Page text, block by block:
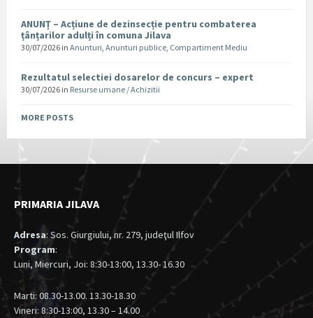
ANUNȚ – Acțiune de dezinsecție pentru combaterea
țânțarilor adulți în comuna Jilava
30/07/2026 in Anunturi, Anunturi publice, Compartiment Mediu
Rezultatul selectiei dosarelor de concurs – expert
30/07/2026 in Resurse umane / Achizitii
MORE POSTS
PRIMARIA JILAVA
Adresa: Sos. Giurgiului, nr. 279, judeţul Ilfov
Program:
Luni, Miercuri, Joi: 8:30-13:00, 13.30- 16.30
Marti: 08.30-13.00. 13.30-18.30
Vineri: 8:30-13:00, 13.30 – 14.00